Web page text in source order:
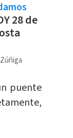
28 de
puente